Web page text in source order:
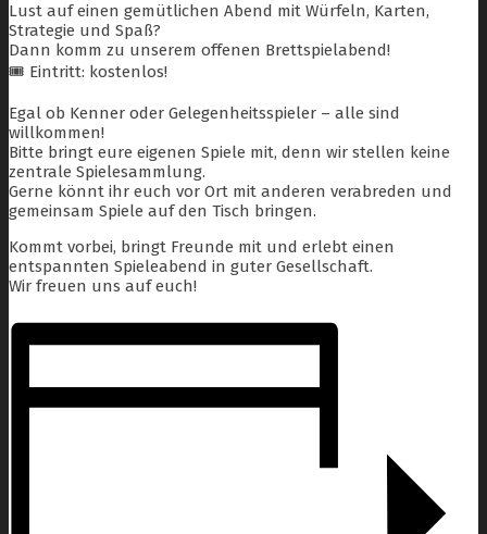
Lust auf einen gemütlichen Abend mit Würfeln, Karten,
Strategie und Spaß?
Dann komm zu unserem offenen Brettspielabend!
🎟️ Eintritt: kostenlos!
Egal ob Kenner oder Gelegenheitsspieler – alle sind
willkommen!
Bitte bringt eure eigenen Spiele mit, denn wir stellen keine
zentrale Spielesammlung.
Gerne könnt ihr euch vor Ort mit anderen verabreden und
gemeinsam Spiele auf den Tisch bringen.
Kommt vorbei, bringt Freunde mit und erlebt einen
entspannten Spieleabend in guter Gesellschaft.
Wir freuen uns auf euch!